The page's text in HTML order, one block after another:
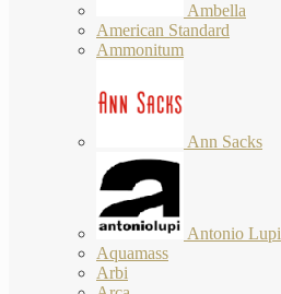
Ambella
American Standard
Ammonitum
Ann Sacks
Antonio Lupi
Aquamass
Arbi